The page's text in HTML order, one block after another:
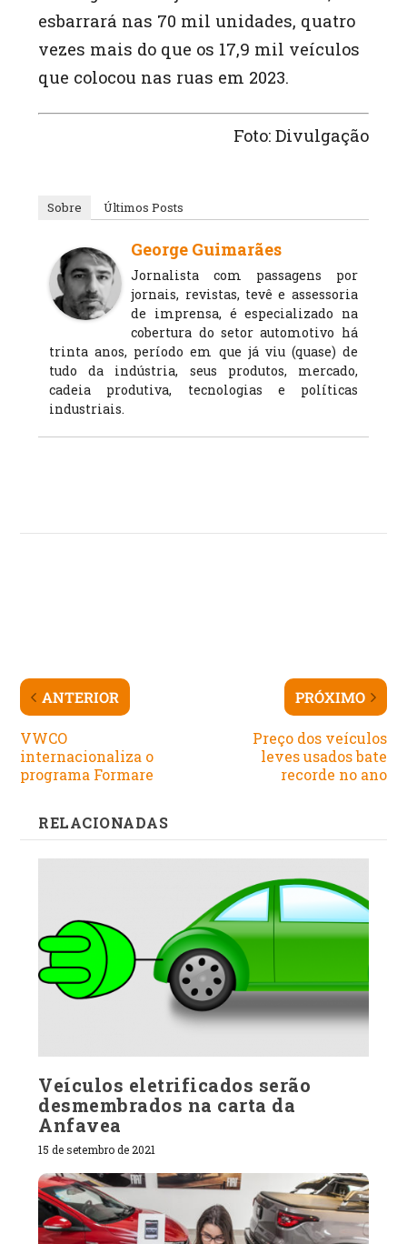
esbarrará nas 70 mil unidades, quatro
vezes mais do que os 17,9 mil veículos
que colocou nas ruas em 2023.
Foto: Divulgação
Sobre Últimos Posts
George Guimarães
Jornalista com passagens por
jornais, revistas, tevê e assessoria
de imprensa, é especializado na
cobertura do setor automotivo há
trinta anos, período em que já viu (quase) de
tudo da indústria, seus produtos, mercado,
cadeia produtiva, tecnologias e políticas
industriais.
ANTERIOR
VWCO
internacionaliza o
programa Formare
PRÓXIMO
Preço dos veículos
leves usados bate
recorde no ano
RELACIONADAS
Veículos eletrificados serão
desmembrados na carta da
Anfavea
15 de setembro de 2021